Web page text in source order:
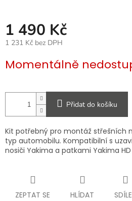
1 490 Kč
1 231 Kč bez DPH
cena:
Momentálně
Přidat do košíku
Kit potřebný pro montáž střešních
typ automobilu. Kompatibilní s
nosiči Yakima a patkami Yakima HD
ZEPTAT SE HLÍDAT